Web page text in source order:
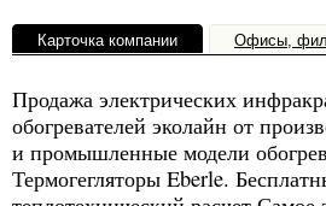
Карточка компании Офисы,
Продажа электрических
обогревателей эколайн от
и промышленные модели
Термогегляторы Eberle.